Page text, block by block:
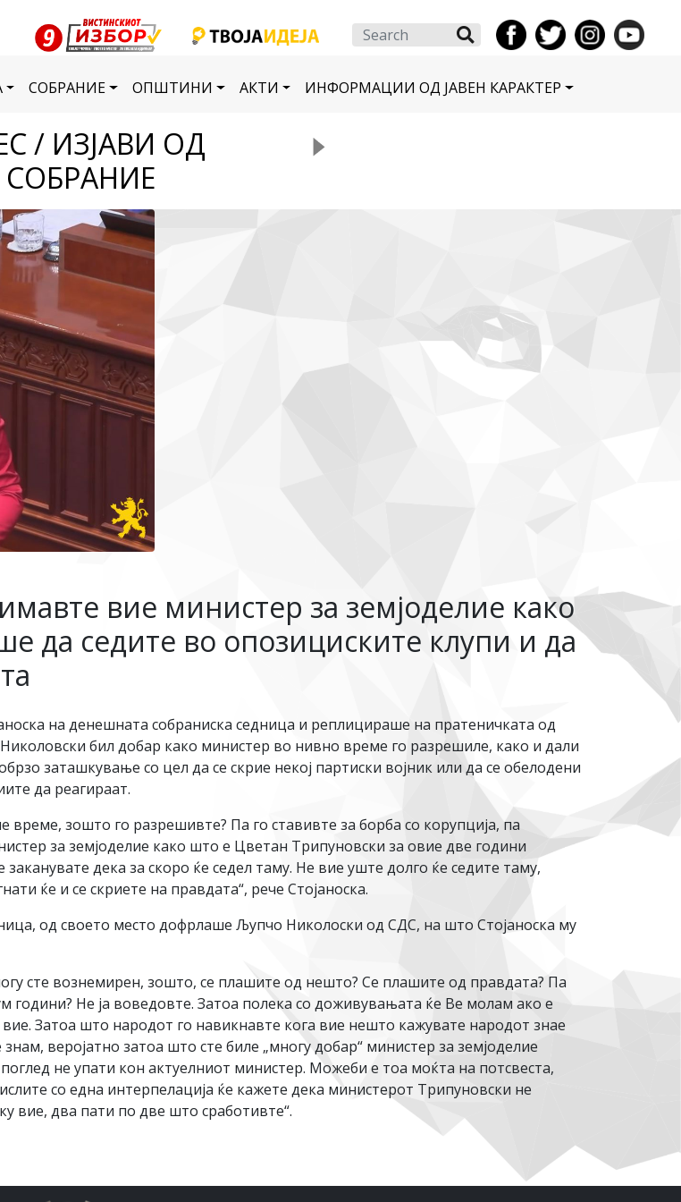
Search
СОБРАНИЕ ОПШТИНИ АКТИ ИНФОРМАЦИИ ОД ЈАВЕН КАРАКТЕР
/ ИЗЈАВИ ОД
СОБРАНИЕ
вие министер за земјоделие како
да седите во опозициските клупи и да
на денешната собраниска седница и реплицираше на пратеничката од
бил добар како министер во нивно време го разрешиле, како и дали
заташкување со цел да се скрие некој партиски војник или да се обелодени
да реагираат.
зошто го разрешивте? Па го ставивте за борба со корупција, па
за земјоделие како што е Цветан Трипуновски за овие две години
дека за скоро ќе седел таму. Не вие уште долго ќе седите таму,
ќе и се скриете на правдата“, рече Стојаноска.
од своето место дофрлаше Љупчо Николоски од СДС, на што Стојаноска му
сте вознемирен, зошто, се плашите од нешто? Се плашите од правдата? Па
години? Не ја воведовте. Затоа полека со доживувањата ќе Ве молам ако е
Затоа што народот го навикнавте кога вие нешто кажувате народот знае
веројатно затоа што сте биле „многу добар“ министер за земјоделие
не упати кон актуелниот министер. Можеби е тоа моќта на потсвеста,
со една интерпелација ќе кажете дека министерот Трипуновски не
вие, два пати по две што сработивте“.